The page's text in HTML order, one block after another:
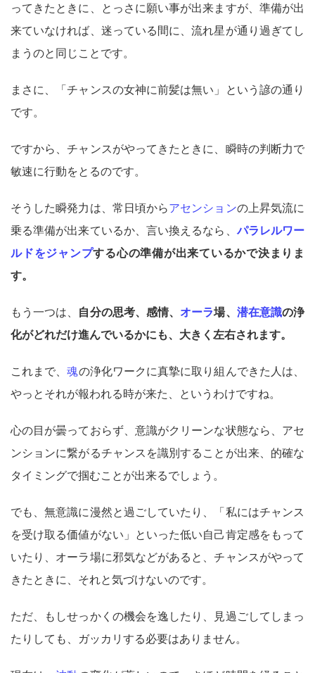
ってきたときに、とっさに願い事が出来ますが、準備が出
来ていなければ、迷っている間に、流れ星が通り過ぎてし
まうのと同じことです。
まさに、「チャンスの女神に前髪は無い」という諺の通り
です。
ですから、チャンスがやってきたときに、瞬時の判断力で
敏速に行動をとるのです。
そうした瞬発力は、常日頃からアセンションの上昇気流に
乗る準備が出来ているか、言い換えるなら、 パラレルワー
ルドをジャンプする心の準備が出来ているかで決まりま
す。
もう一つは、 自分の思考、感情、 オーラ場、 潜在意識の浄
化がどれだけ進んでいるかにも、大きく左右されます。
これまで、魂の浄化ワークに真摯に取り組んできた人は、
やっとそれが報われる時が来た、というわけですね。
心の目が曇っておらず、意識がクリーンな状態なら、アセ
ンションに繋がるチャンスを識別することが出来、的確な
タイミングで掴むことが出来るでしょう。
でも、無意識に漫然と過ごしていたり、「私にはチャンス
を受け取る価値がない」といった低い自己肯定感をもって
いたり、オーラ場に邪気などがあると、チャンスがやって
きたときに、それと気づけないのです。
ただ、もしせっかくの機会を逸したり、見過ごしてしまっ
たりしても、ガッカリする必要はありません。